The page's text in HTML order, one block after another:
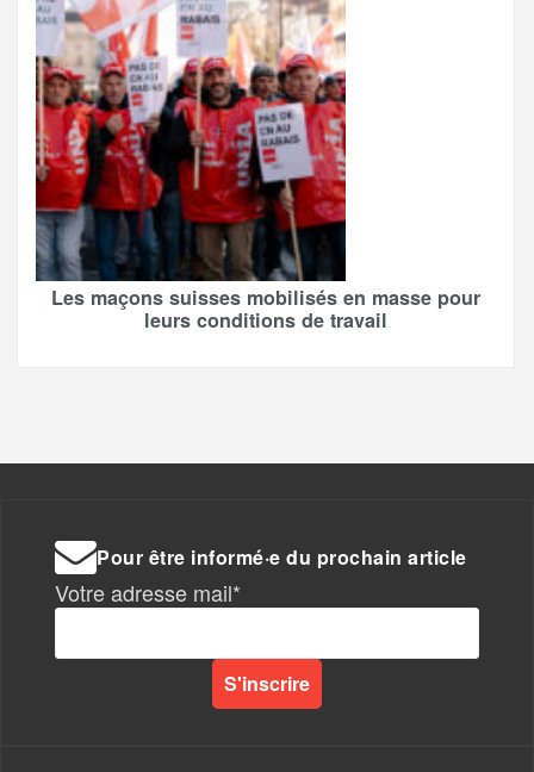
Les maçons suisses mobilisés en masse pour
leurs conditions de travail
Pour être informé·e du prochain article
Votre adresse mail*